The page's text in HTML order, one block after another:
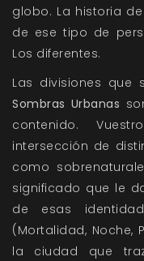
globo. La historia
de ese tipo de
Los diferentes.
Las divisiones que
Sombras Urbanas
contenido.
intersección de
como
significado que le
de esas
(Mortalidad, Noche,
la ciudad que